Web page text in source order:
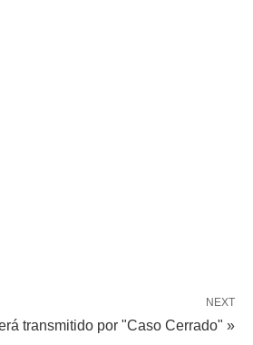
NEXT
transmitido por "Caso Cerrado" »